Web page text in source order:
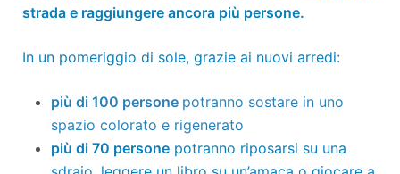
strada e raggiungere ancora più persone.
In un pomeriggio di sole, grazie ai nuovi arredi:
più di 100 persone potranno sostare in uno
spazio colorato e rigenerato
più di 70 persone potranno riposarsi su una